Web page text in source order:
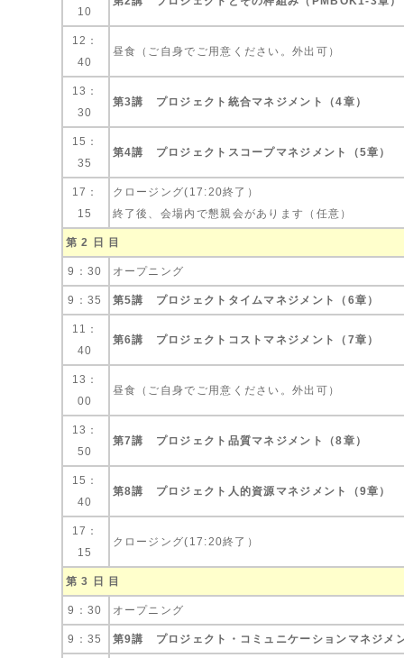
10
12：
40
昼食（ご自身でご用意ください。外出可）
13：
30
第3講 プロジェクト統合マネジメント（4章）
15：
35
第4講 プロジェクトスコープマネジメント（5章）
17：
15
クロージング(17:20終了）
終了後、会場内で懇親会があります（任意）
第 2 日 目
9：30 オープニング
9：35 第5講 プロジェクトタイムマネジメント（6章）
11：
40
第6講 プロジェクトコストマネジメント（7章）
13：
00
昼食（ご自身でご用意ください。外出可）
13：
50
第7講 プロジェクト品質マネジメント（8章）
15：
40
第8講 プロジェクト人的資源マネジメント（9章）
17：
15
クロージング(17:20終了）
第 3 日 目
9：30 オープニング
9：35 第9講 プロジェクト・コミュニケーションマネジメ